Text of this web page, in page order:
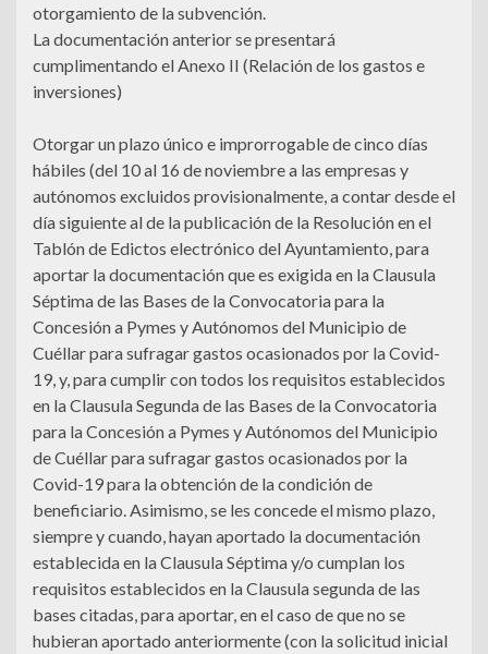
otorgamiento de la subvención.
La documentación anterior se presentará
cumplimentando el Anexo II (Relación de los gastos e
inversiones)
Otorgar un plazo único e improrrogable de cinco días
hábiles (del 10 al 16 de noviembre a las empresas y
autónomos excluidos provisionalmente, a contar desde el
día siguiente al de la publicación de la Resolución en el
Tablón de Edictos electrónico del Ayuntamiento, para
aportar la documentación que es exigida en la Clausula
Séptima de las Bases de la Convocatoria para la
Concesión a Pymes y Autónomos del Municipio de
Cuéllar para sufragar gastos ocasionados por la Covid-
19, y, para cumplir con todos los requisitos establecidos
en la Clausula Segunda de las Bases de la Convocatoria
para la Concesión a Pymes y Autónomos del Municipio
de Cuéllar para sufragar gastos ocasionados por la
Covid-19 para la obtención de la condición de
beneficiario. Asimismo, se les concede el mismo plazo,
siempre y cuando, hayan aportado la documentación
establecida en la Clausula Séptima y/o cumplan los
requisitos establecidos en la Clausula segunda de las
bases citadas, para aportar, en el caso de que no se
hubieran aportado anteriormente (con la solicitud inicial